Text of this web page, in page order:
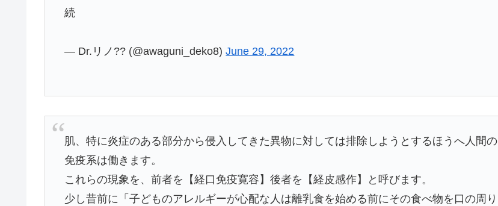
続
— Dr.リノ?? (@awaguni_deko8)June 29, 2022
肌、特に炎症のある部分から侵入してきた異物に対しては排除しようとするほうへ人間の
免疫系は働きます。
これらの現象を、前者を【経口免疫寛容】後者を【経皮感作】と呼びます。
少し昔前に「子どものアレルギーが心配な人は離乳食を始める前にその食べ物を口の周り